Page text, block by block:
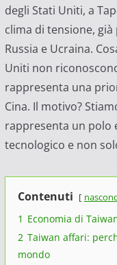
degli Stati Uniti, a
clima di tensione,
Russia e Ucraina.
Uniti non
rappresenta una
Cina. Il motivo?
rappresenta un polo
tecnologico e non
Contenuti
1 Economia di
2 Taiwan affari:
mondo